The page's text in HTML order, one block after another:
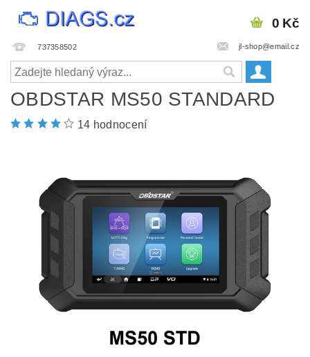
737358502 jl-shop@email.cz
0 Kč
OBDSTAR MS50 STANDARD
14 hodnocení